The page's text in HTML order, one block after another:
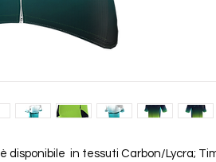
è disponibile in tessuti Carbon/Lycra;